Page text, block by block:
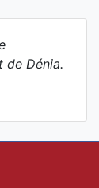
de Dénia.